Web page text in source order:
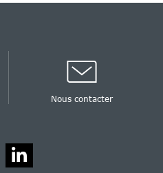
Nous contacter